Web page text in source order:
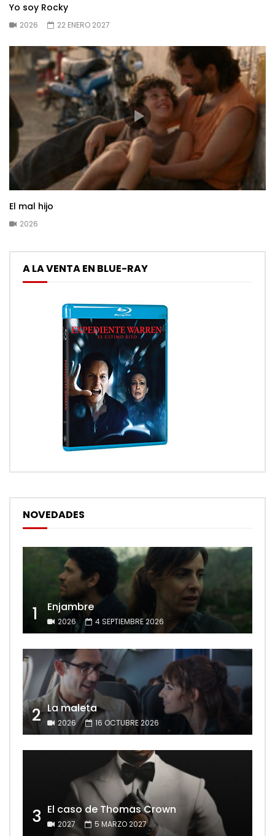
Yo soy Rocky
2026 22 ENERO 2027
El mal hijo
2026
A LA VENTA EN BLUE-RAY
NOVEDADES
1 Enjambre
2026 4 SEPTIEMBRE 2026
2 La maleta
2026 16 OCTUBRE 2026
3 El caso de Thomas Crown
2027 5 MARZO 2027